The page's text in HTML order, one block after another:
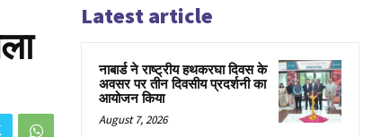
Latest article
नाबार्ड ने राष्ट्रीय हथकरघा दिवस के
अवसर पर तीन दिवसीय प्रदर्शनी का
आयोजन किया
August 7, 2026